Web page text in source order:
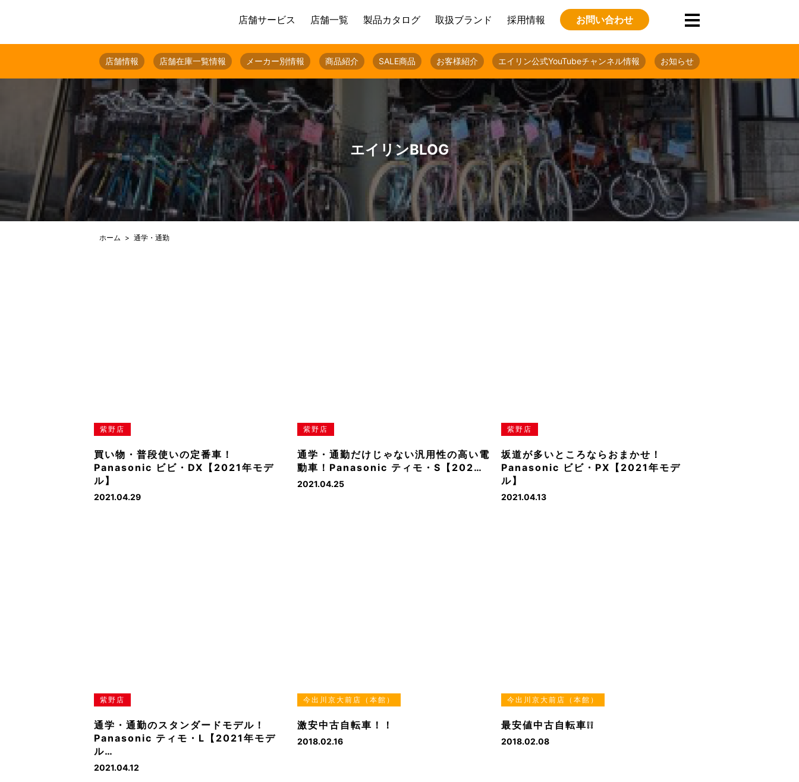
店舗サービス 店舗一覧 製品カタログ 取扱ブランド 採用情報 お問い合わせ
店舗情報 店舗在庫一覧情報 メーカー別情報 商品紹介 SALE商品 お客様紹介 エイリン公式YouTubeチャンネル情報 お知らせ
エイリンBLOG
ホーム 通学・通勤
紫野店
買い物・普段使いの定番車！
Panasonic ビビ・DX【2021年モデ
ル】
2021.04.29
紫野店
通学・通勤だけじゃない汎用性の高い電
動車！Panasonic ティモ・S【202…
2021.04.25
紫野店
坂道が多いところならおまかせ！
Panasonic ビビ・PX【2021年モデ
ル】
2021.04.13
紫野店
通学・通勤のスタンダードモデル！
Panasonic ティモ・L【2021年モデ
ル…
2021.04.12
今出川京大前店（本館）
激安中古自転車！！
2018.02.16
今出川京大前店（本館）
最安値中古自転車❕❕
2018.02.08